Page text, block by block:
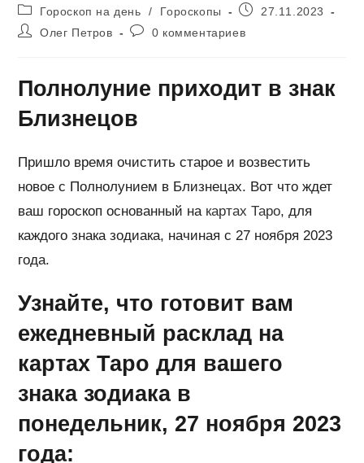
Рубрика
записи:
Гороскоп на день / Гороскопы
Запись27.11.2023
АвторОлег Петров
Комментарии
0 комментариев
Полнолуние приходит в знак
Близнецов
Пришло время очистить старое и возвестить
новое с Полнолунием в Близнецах. Вот что ждет
ваш гороскоп основанный на картах Таро, для
каждого знака зодиака, начиная с 27 ноября 2023
года.
Узнайте, что готовит вам
ежедневный расклад на
картах Таро для вашего
знака зодиака в
понедельник, 27 ноября 2023
года: